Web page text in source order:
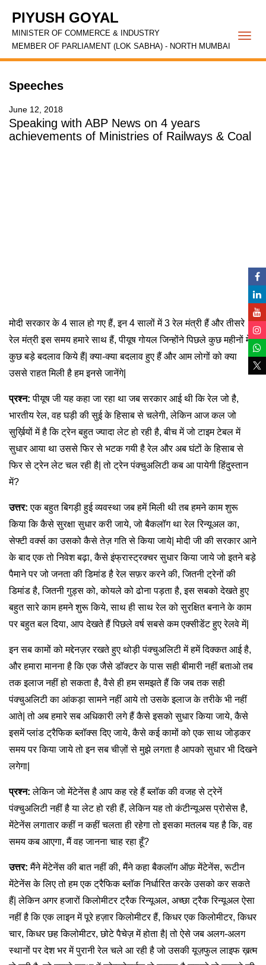
PIYUSH GOYAL
MINISTER OF COMMERCE & INDUSTRY
MEMBER OF PARLIAMENT (LOK SABHA) - NORTH MUMBAI
Speeches
June 12, 2018
Speaking with ABP News on 4 years
achievements of Ministries of Railways & Coal
मोदी सरकार के 4 साल हो गए हैं, इन 4 सालों में 3 रेल मंत्री हैं और तीसरे
रेल मंत्री इस समय हमारे साथ हैं, पीयूष गोयल जिन्होंने पिछले कुछ महीनों में
कुछ बड़े बदलाव किये हैं| क्या-क्या बदलाव हुए हैं और आम लोगों को क्या
उससे राहत मिली है हम इनसे जानेंगे|
प्रश्न: पीयूष जी यह कहा जा रहा था जब सरकार आई थी कि रेल जो है,
भारतीय रेल, वह घड़ी की सुई के हिसाब से चलेगी, लेकिन आज कल जो
सुर्ख़ियों में है कि ट्रेन बहुत ज्यादा लेट हो रही है, बीच में जो टाइम टेबल में
सुधार आया था उससे फिर से भटक गयी है रेल और अब घंटों के हिसाब से
फिर से ट्रेन लेट चल रही है| तो ट्रेन पंक्चुअलिटी कब आ पायेगी हिंदुस्तान
में?
उत्तर: एक बहुत बिगड़ी हुई व्यवस्था जब हमें मिली थी तब हमने काम शुरू
किया कि कैसे सुरक्षा सुधार करी जाये, जो बैकलॉग था रेल रिन्यूअल का,
सेफ्टी वर्क्स का उसको कैसे तेज़ गति से किया जाये| मोदी जी की सरकार आने
के बाद एक तो निवेश बढ़ा, कैसे इंफ्रास्ट्रक्चर सुधार किया जाये जो इतने बड़े
पैमाने पर जो जनता की डिमांड है रेल सफ़र करने की, जितनी ट्रेनों की
डिमांड है, जितनी गुड्स को, कोयले को ढोना पड़ता है, इस सबको देखते हुए
बहुत सारे काम हमने शुरू किये, साथ ही साथ रेल को सुरक्षित बनाने के काम
पर बहुत बल दिया, आप देखते हैं पिछले वर्ष सबसे कम एक्सीडेंट हुए रेलवे में|
इन सब कामों को मद्देनज़र रखते हुए थोड़ी पंक्चुअलिटी में हमें दिक्कत आई है,
और हमारा मानना है कि एक जैसे डॉक्टर के पास सही बीमारी नहीं बताओ तब
तक इलाज नहीं हो सकता है, वैसे ही हम समझते हैं कि जब तक सही
पंक्चुअलिटी का आंकड़ा सामने नहीं आये तो उसके इलाज के तरीके भी नहीं
आते| तो अब हमारे सब अधिकारी लगे हैं कैसे इसको सुधार किया जाये, कैसे
इसमें प्लांड ट्रैफिक ब्लॉक्स दिए जाये, कैसे कई कामों को एक साथ जोड़कर
समय पर किया जाये तो इन सब चीज़ों से मुझे लगता है आपको सुधार भी दिखने
लगेगा|
प्रश्न: लेकिन जो मेंटेनेंस है आप कह रहे हैं ब्लॉक की वजह से ट्रेनें
पंक्चुअलिटी नहीं है या लेट हो रही हैं, लेकिन यह तो कंटीन्यूअस प्रोसेस है,
मेंटेनेंस लगातार कहीं न कहीं चलता ही रहेगा तो इसका मतलब यह है कि, वह
समय कब आएगा, मैं वह जानना चाह रहा हूँ?
उत्तर: मैंने मेंटेनेंस की बात नहीं की, मैंने कहा बैकलॉग ऑफ़ मेंटेनेंस, रूटीन
मेंटेनेंस के लिए तो हम एक ट्रैफिक ब्लॉक निर्धारित करके उसको कर सकते
हैं| लेकिन अगर हजारों किलोमीटर ट्रैक रिन्यूअल, अच्छा ट्रैक रिन्यूअल ऐसा
नहीं है कि एक लाइन में पूरे हज़ार किलोमीटर हैं, किधर एक किलोमीटर, किधर
चार, किधर छह किलोमीटर, छोटे पैचेज़ में होता है| तो ऐसे जब अलग-अलग
स्थानों पर देश भर में पुरानी रेल चले आ रही है जो उसकी यूज़फुल लाइफ ख़त्म